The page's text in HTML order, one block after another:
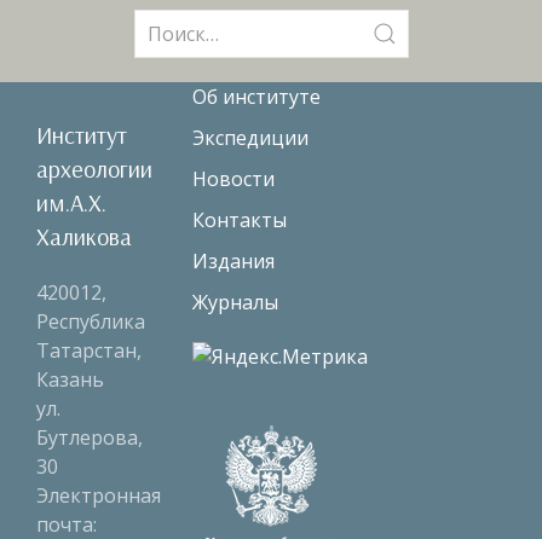
Институт
археологии
им.А.Х.
Халикова
420012,
Республика
Татарстан,
Казань
ул.
Бутлерова,
30
Электронная
почта:
Об институте
Экспедиции
Новости
Контакты
Издания
Журналы